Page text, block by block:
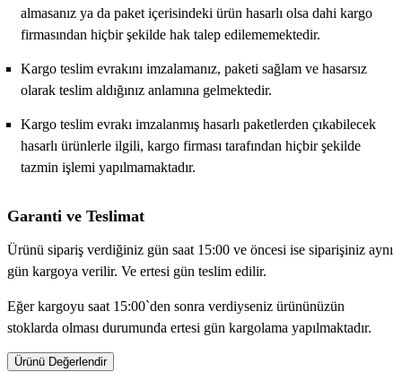
almasanız ya da paket içerisindeki ürün hasarlı olsa dahi kargo
firmasından hiçbir şekilde hak talep edilememektedir.
Kargo teslim evrakını imzalamanız, paketi sağlam ve hasarsız
olarak teslim aldığınız anlamına gelmektedir.
Kargo teslim evrakı imzalanmış hasarlı paketlerden çıkabilecek
hasarlı ürünlerle ilgili, kargo firması tarafından hiçbir şekilde
tazmin işlemi yapılmamaktadır.
Garanti ve Teslimat
Ürünü sipariş verdiğiniz gün saat 15:00 ve öncesi ise siparişiniz aynı
gün kargoya verilir. Ve ertesi gün teslim edilir.
Eğer kargoyu saat 15:00`den sonra verdiyseniz ürününüzün
stoklarda olması durumunda ertesi gün kargolama yapılmaktadır.
Ürünü Değerlendir